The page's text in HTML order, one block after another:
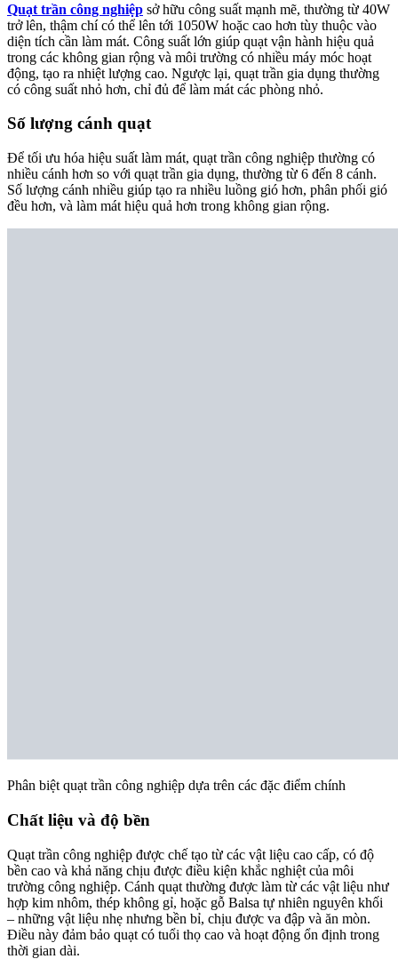
Quạt trần công nghiệp sở hữu công suất mạnh mẽ, thường từ 40W
trở lên, thậm chí có thể lên tới 1050W hoặc cao hơn tùy thuộc vào
diện tích cần làm mát. Công suất lớn giúp quạt vận hành hiệu quả
trong các không gian rộng và môi trường có nhiều máy móc hoạt
động, tạo ra nhiệt lượng cao. Ngược lại, quạt trần gia dụng thường
có công suất nhỏ hơn, chỉ đủ để làm mát các phòng nhỏ.
Số lượng cánh quạt
Để tối ưu hóa hiệu suất làm mát, quạt trần công nghiệp thường có
nhiều cánh hơn so với quạt trần gia dụng, thường từ 6 đến 8 cánh.
Số lượng cánh nhiều giúp tạo ra nhiều luồng gió hơn, phân phối gió
đều hơn, và làm mát hiệu quả hơn trong không gian rộng.
Phân biệt quạt trần công nghiệp dựa trên các đặc điểm chính
Chất liệu và độ bền
Quạt trần công nghiệp được chế tạo từ các vật liệu cao cấp, có độ
bền cao và khả năng chịu được điều kiện khắc nghiệt của môi
trường công nghiệp. Cánh quạt thường được làm từ các vật liệu như
hợp kim nhôm, thép không gỉ, hoặc gỗ Balsa tự nhiên nguyên khối
– những vật liệu nhẹ nhưng bền bỉ, chịu được va đập và ăn mòn.
Điều này đảm bảo quạt có tuổi thọ cao và hoạt động ổn định trong
thời gian dài.